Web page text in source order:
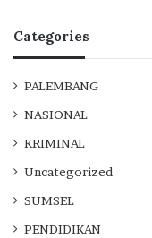
Categories
PALEMBANG
NASIONAL
KRIMINAL
Uncategorized
SUMSEL
PENDIDIKAN